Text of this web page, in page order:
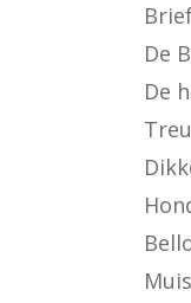
De
De